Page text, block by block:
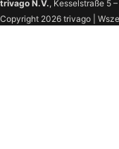
trivago N.V., Kesselstraße 5
Copyright 2026 trivago |